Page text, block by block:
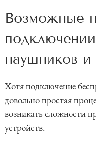
Возможные
наушников
Хотя подключение
довольно простая
возникать сложности
устройств.